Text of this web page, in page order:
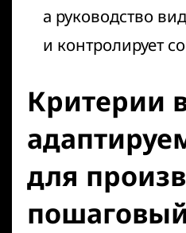
а руководство
и контролирует
Критерии
для